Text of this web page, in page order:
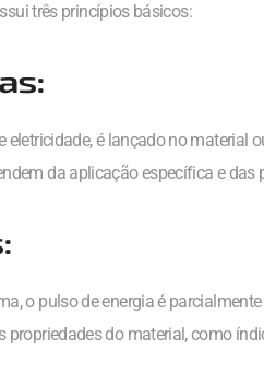
três princípios básicos:
eletricidade, é lançado no material
da aplicação específica e das
o pulso de energia é
propriedades do material, como